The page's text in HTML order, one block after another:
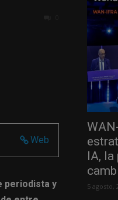
Web
periodista y
IA,
5 agosto,